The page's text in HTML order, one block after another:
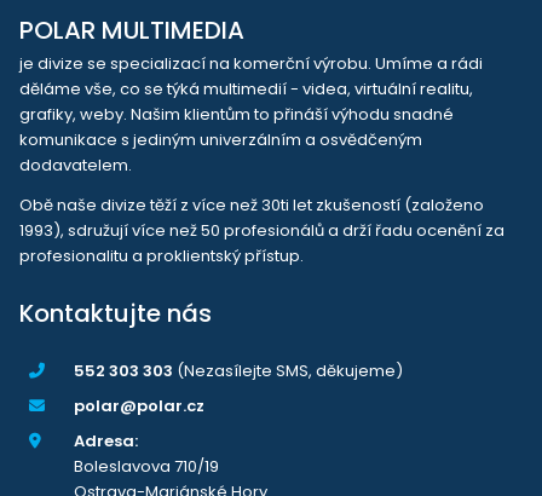
POLAR MULTIMEDIA
je divize se specializací na komerční výrobu. Umíme a rádi
děláme vše, co se týká multimedií - videa, virtuální realitu,
grafiky, weby. Našim klientům to přináší výhodu snadné
komunikace s jediným univerzálním a osvědčeným
dodavatelem.
Obě naše divize těží z více než 30ti let zkušeností (založeno
1993), sdružují více než 50 profesionálů a drží řadu ocenění za
profesionalitu a proklientský přístup.
Kontaktujte nás
552 303 303 (Nezasílejte SMS, děkujeme)
polar@polar.cz
Adresa:
Boleslavova 710/19
Ostrava-Mariánské Hory